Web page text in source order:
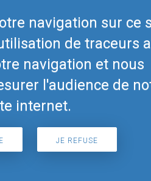
navigation sur ce
de traceurs
navigation et nous
l'audience de
internet.
JE REFUSE